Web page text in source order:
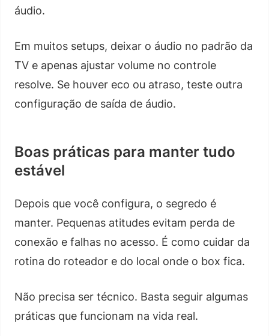
áudio.
Em muitos setups, deixar o áudio no padrão da
TV e apenas ajustar volume no controle
resolve. Se houver eco ou atraso, teste outra
configuração de saída de áudio.
Boas práticas para manter tudo
estável
Depois que você configura, o segredo é
manter. Pequenas atitudes evitam perda de
conexão e falhas no acesso. É como cuidar da
rotina do roteador e do local onde o box fica.
Não precisa ser técnico. Basta seguir algumas
práticas que funcionam na vida real.